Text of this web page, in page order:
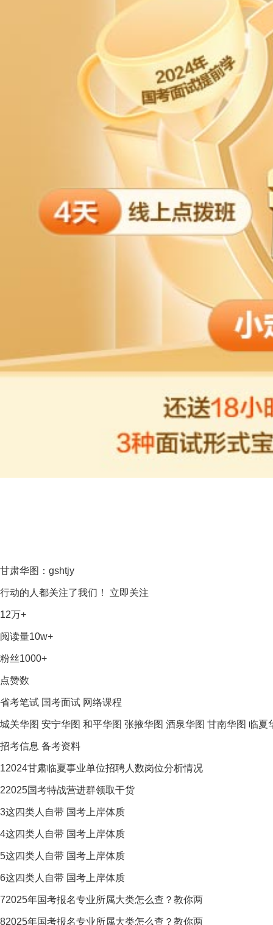
甘肃华图：gshtjy
行动的人都关注了我们！ 立即关注
12万+
阅读量10w+
粉丝1000+
点赞数
省考笔试 国考面试 网络课程
城关华图 安宁华图 和平华图 张掖华图 酒泉华图 甘南华图 临夏
招考信息 备考资料
12024甘肃临夏事业单位招聘人数岗位分析情况
22025国考特战营进群领取干货
3这四类人自带 国考上岸体质
4这四类人自带 国考上岸体质
5这四类人自带 国考上岸体质
6这四类人自带 国考上岸体质
72025年国考报名专业所属大类怎么查？教你两
82025年国考报名专业所属大类怎么查？教你两